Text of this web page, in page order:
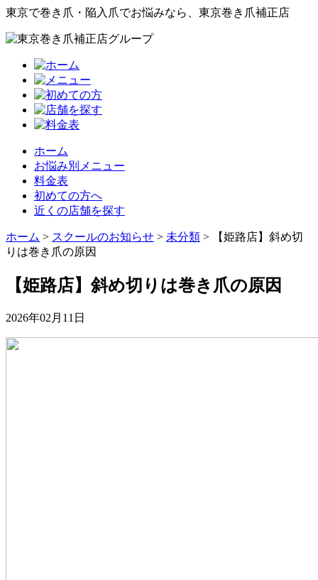
東京で巻き爪・陥入爪でお悩みなら、東京巻き爪補正店
ホーム
お悩み別メニュー
料金表
初めての方へ
近くの店舗を探す
ホーム > スクールのお知らせ > 未分類 >
【姫路店】斜め切
りは巻き爪の原因
【姫路店】斜め切りは巻き爪の原因
2026年02月11日